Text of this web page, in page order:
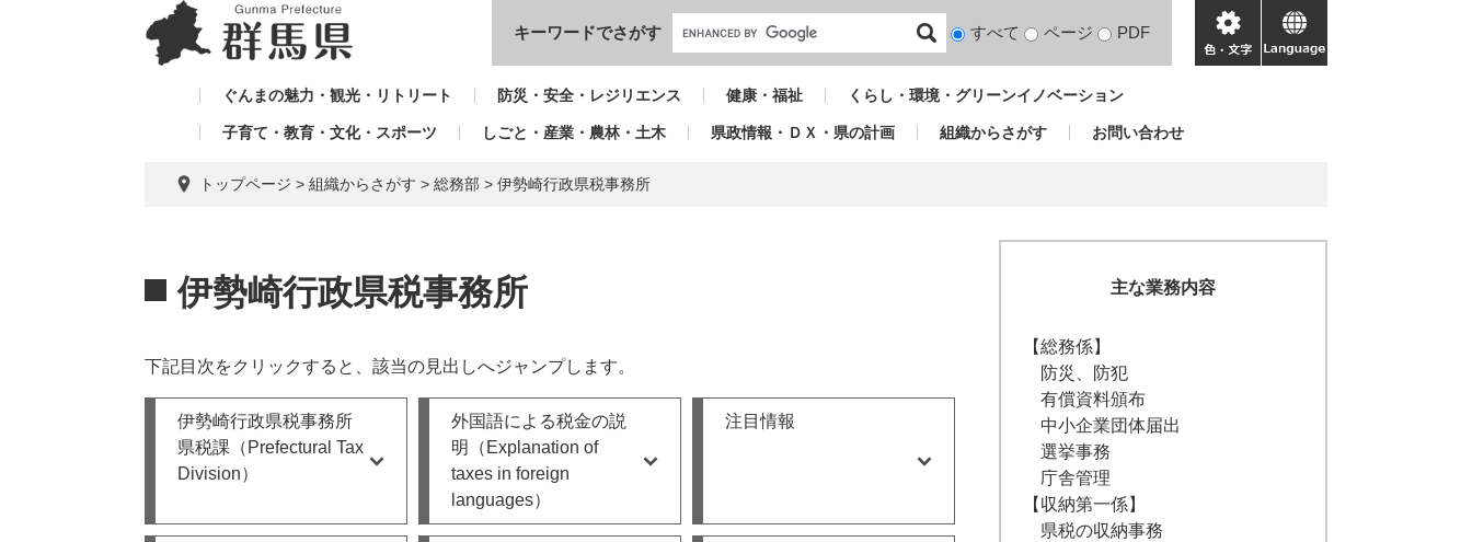
本文へ
キーワードでさがす
検
対
すべて ページ PDF
色・
文
language
ぐんまの魅力・観光・リトリート 防災・安全・レジリエンス 健康・福祉 くらし・環境・グリーンイノベーション
子育て・教育・文化・スポーツ しごと・産業・農林・土木 県政情報・ＤＸ・県の計画 組織からさがす お問い合わせ
トップページ > 組織からさがす > 総務部 > 伊勢崎行政県税事務所
文
伊勢崎行政県税事務所
下記目次をクリックすると、該当の見出しへジャンプします。
伊勢崎行政県税事務所
県税課（Prefectural Tax
Division）
外国語による税金の説
明（Explanation of
taxes in foreign
languages）
注目情報
主な業務内容
【総務係】
防災、防犯
有償資料頒布
中小企業団体届出
選挙事務
庁舎管理
【収納第一係】
県税の収納事務